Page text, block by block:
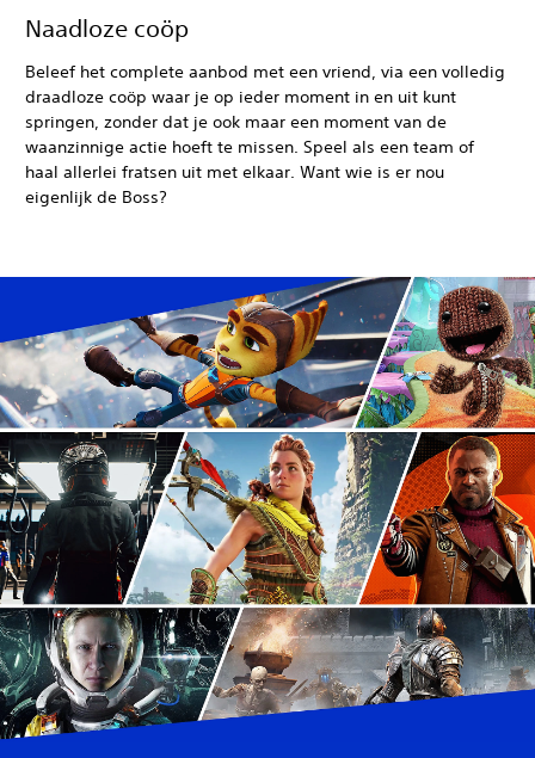
Naadloze coöp
Beleef het complete aanbod met een vriend, via een volledig
draadloze coöp waar je op ieder moment in en uit kunt
springen, zonder dat je ook maar een moment van de
waanzinnige actie hoeft te missen. Speel als een team of
haal allerlei fratsen uit met elkaar. Want wie is er nou
eigenlijk de Boss?